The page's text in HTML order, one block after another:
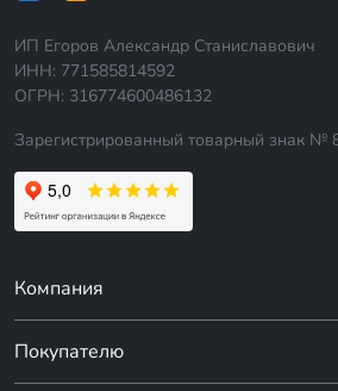
ИП Егоров Александр Станиславович
ИНН: 771585814592
ОГРН: 316774600486132
Зарегистрированный товарный знак №
Компания
Покупателю